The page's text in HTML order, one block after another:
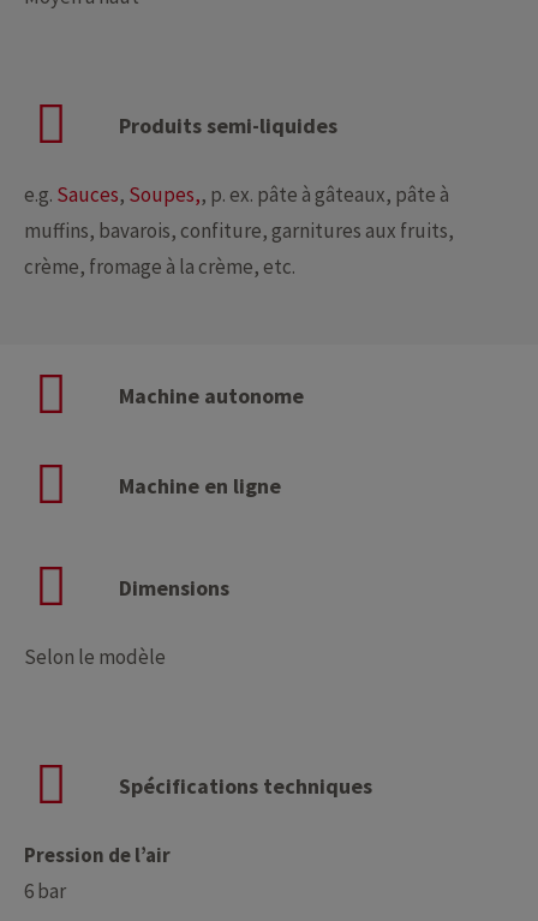
Produits semi-liquides
e.g. Sauces, Soupes,, p. ex. pâte à gâteaux, pâte à
muffins, bavarois, confiture, garnitures aux fruits,
crème, fromage à la crème, etc.
Machine autonome
Machine en ligne
Dimensions
Selon le modèle
Spécifications techniques
Pression de l’air
6 bar